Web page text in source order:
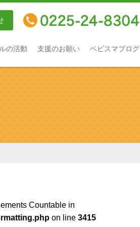
の活動 支援のお願い ベビスマブログ
Countable in
on line 3415